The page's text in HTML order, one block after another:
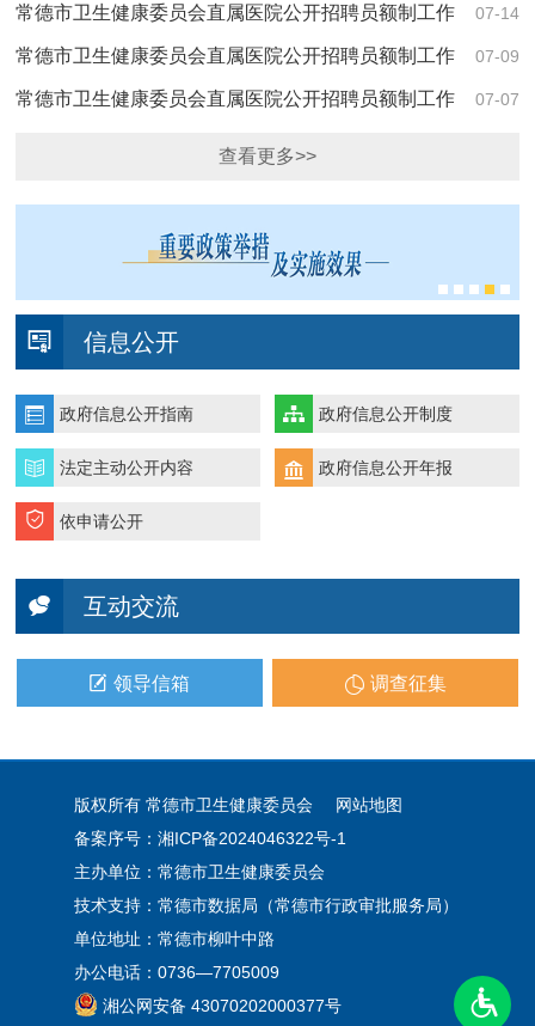
人员考试综合成绩及入围体检人员名单公示 07-14
常德市卫生健康委员会直属医院公开招聘员额制工作
人员现场资格审查合格人员参加面试的公告 07-09
常德市卫生健康委员会直属医院公开招聘员额制工作
人员现场资格审查公告 07-07
常德市卫生健康委员会直属医院公开招聘员额制工作
查看更多>>
信息公开
政府信息公开指南 政府信息公开制度
法定主动公开内容 政府信息公开年报
依申请公开
互动交流
领导信箱 调查征集
版权所有 常德市卫生健康委员会
网站地图
备案序号：湘ICP备2024046322号-1
主办单位：常德市卫生健康委员会
技术支持：常德市数据局（常德市行政审批服务局）
单位地址：常德市柳叶中路
办公电话：0736—7705009
湘公网安备 43070202000377号